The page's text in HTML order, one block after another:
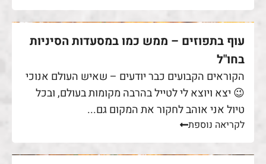
עוף בתפוזים – ממש כמו במסעדות הסיניות
בחו"ל
הקוראים הקבועים כבר יודעים – שאיש העולם אנוכי
😉 יצא ויוצא לי לטייל בהרבה מקומות בעולם, ובכל
טיול אני אוהב לחקור את המקום גם...
לקריאה נוספת